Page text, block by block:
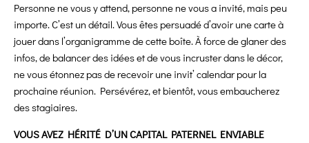
Personne ne vous y attend, personne ne vous a invité, mais peu
importe. C’est un détail. Vous êtes persuadé d’avoir une carte à
jouer dans l’organigramme de cette boîte. À force de glaner des
infos, de balancer des idées et de vous incruster dans le décor,
ne vous étonnez pas de recevoir une invit’ calendar pour la
prochaine réunion. Persévérez, et bientôt, vous embaucherez
des stagiaires.
VOUS AVEZ HÉRITÉ D’UN CAPITAL PATERNEL ENVIABLE